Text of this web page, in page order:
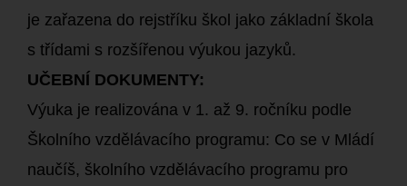
je zařazena do rejstříku škol jako základní škola
s třídami s rozšířenou výukou jazyků.
UČEBNÍ DOKUMENTY:
Výuka je realizována v 1. až 9. ročníku podle
Školního vzdělávacího programu: Co se v Mládí
naučíš, školního vzdělávacího programu pro